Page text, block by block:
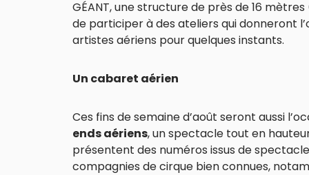
GÉANT, une structure de près de 16
de participer à des ateliers qui donneront
artistes aériens pour quelques instants.
Un cabaret aérien
Ces fins de semaine d’août seront aussi
ends aériens, un spectacle tout en
présentent des numéros issus de
compagnies de cirque bien connues,